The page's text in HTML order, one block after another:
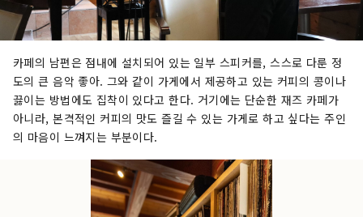
카페의 남편은 점내에 설치되어 있는 일부 스피커를, 스스로 다룬 정
도의 큰 음악 좋아. 그와 같이 가게에서 제공하고 있는 커피의 콩이나
끓이는 방법에도 집착이 있다고 한다. 거기에는 단순한 재즈 카페가
아니라, 본격적인 커피의 맛도 즐길 수 있는 가게로 하고 싶다는 주인
의 마음이 느껴지는 부분이다.